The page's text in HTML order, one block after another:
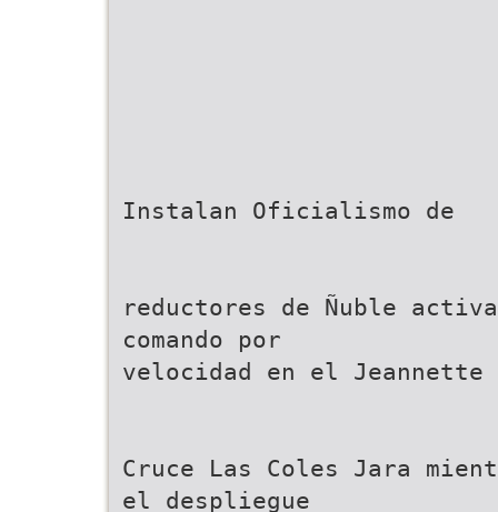
Instalan Oficialismo de
reductores de Ñuble activa
comando por
velocidad en el Jeannette
Cruce Las Coles Jara
el despliegue